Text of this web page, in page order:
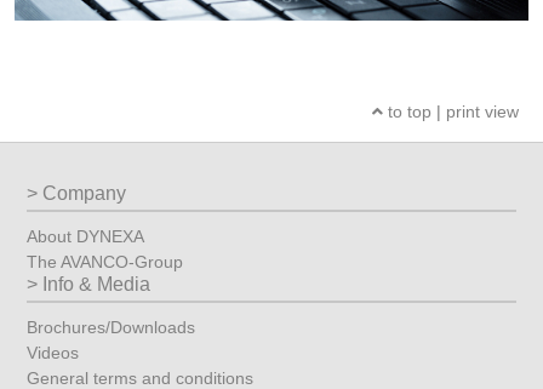
to top | print view
Company
About DYNEXA
The AVANCO-Group
Info & Media
Brochures/Downloads
Videos
General terms and conditions